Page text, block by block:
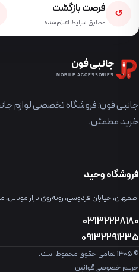
↺ فرصت بازگشت
مطابق شرایط اعلام‌شده
جانبی فون
MOBILE ACCESSORIES
جانبی فون؛ فروشگاه تخصصی لوازم
خرید مطمئن.
فروشگاه وحید
اصفهان، خیابان فردوسی، روبه‌روی بازار موبایل،
03132228180
09132291235
© 1405 تمامی حقوق محفوظ است.
حریم خصوصیقوانین